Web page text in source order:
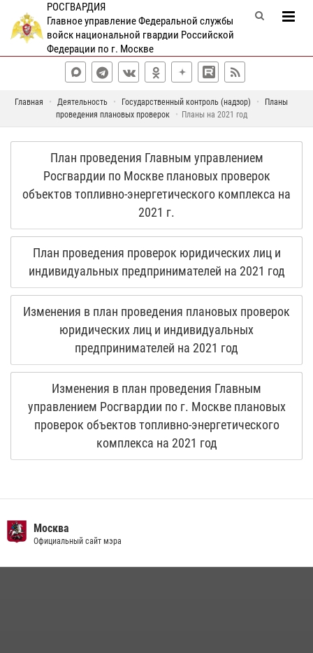
РОСГВАРДИЯ
Главное управление Федеральной службы
войск национальной гвардии Российской
Федерации по г. Москве
Главная Деятельность Государственный контроль (надзор)
Планы
проведения плановых проверок
Планы на 2021 год
План проведения Главным управлением
Росгвардии по Москве плановых проверок
объектов топливно-энергетического комплекса на
2021 г.
План проведения проверок юридических лиц и
индивидуальных предпринимателей на 2021 год
Изменения в план проведения плановых проверок
юридических лиц и индивидуальных
предпринимателей на 2021 год
Изменения в план проведения Главным
управлением Росгвардии по г. Москве плановых
проверок объектов топливно-энергетического
комплекса на 2021 год
Москва
Официальный сайт мэра